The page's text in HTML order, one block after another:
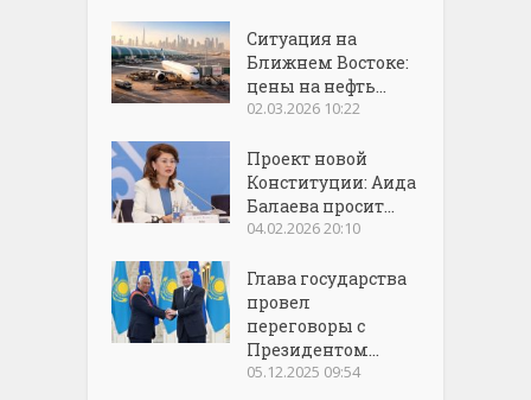
Ситуация на
Ближнем Востоке:
цены на нефть...
02.03.2026 10:22
Проект новой
Конституции: Аида
Балаева просит...
04.02.2026 20:10
Глава государства
провел
переговоры с
Президентом...
05.12.2025 09:54